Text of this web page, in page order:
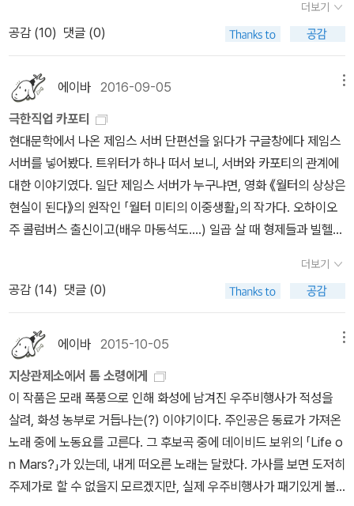
에마 인치 여사를 고용을 하고, 고용계약을 해지할 때까지의 이야기
다. 겉으로 보면 호리호리한 몸매를 한, 기억에 특별히 남을 만한 구석
이 보이지 않는 평범한 중년 여인이지만, 인치 여사가 커다란 갈색가
방을 들고 열일곱 살 먹은 보스턴 불테리어 종인 늙어 죽기 직전의 개
‘필리’를 안고 도착한다. 시간이 조금 지난 후에 보니, 요리사는 모든
이동을 자신의 두 발을 이용한 도보를 통하지 않으면 매우 불안해하
며, 언제 죽을지 모를 늙은 필리를 안거나 걸리거나 언제나 함께 있어
야 하는 강박증 증세가 있는 여인이다. 두 번째 작품 <토파즈 커프스
단추 미스터리>의 주제는 놀랍게도, 고양이의 눈동자는 늦은 밤에 번
쩍번쩍 빛나는데 왜 사람 눈은 그렇지 않을까,에서 시작한 부부간의
일상적인 다툼이 남편으로 하여금 고양이 눈과 같은 높이를 하게하
상태에서 진행하고 있는 우스꽝스러운 모습을, 생각해보시라 자정이
금 기어가고 있는 모습을, 순찰 중이던 경찰관들이 발견하자, 변명을
하기를 길 위에 토파즈로 만든 커프스단추를 떨어뜨렸다고 둘러댄다
는 이야기다. 서버가 만든 가장 유명한 우스갯소리는 “세상에서 제일
위험한 음식은 웨딩 케이크”라는 말이 있단다. 당연히 결혼을 경험한
남자들, 아니다, 여자들도 포함한 (거의)모든 결혼 경험이 있는 인류
들은 이 말에 적극적으로 동의를 하겠지만 서버는 유독 힘겨운 첫 번
째 결혼생활을 견디지 못했던 모양이다. 그리하여 자신의 작품 속에
유별나게 드센 여자와 소심한 남자 커플이 많다고 역시 책 앞날개에
녀와 재벌 회장의 딸내미가 치고박고 육탄전을 벌이는 장면을 보고
희한하다 느꼈기 때문이다. 도대체 무슨 사연이기에 그러나 싶었던
거다.그런데 막상 드라마 줄거리를 알아보니, 이건 뭐, 개연성 없는 줄
거리에 각종 클리셰의 범벅이라 할 만했다. 그런데도 큰 인기를 끌었
다니, 요즘 세상에는 어느 시인의 말처럼 대중의 취향에 따귀를 때리
는 것은 고사하고, 대중의 취향에 멱살 잡혀 끌려간다고 해야 맞겠다.
줄거리를 살펴보면 내연녀의 숨은 아들도 나름대로의 슬프고 억울한
사연이 있는 듯하지만, 그럼에도 불구하고 악역이자 장애물인 역할에
는 변함이 없다. 시청자라면 십중팔구 주인공 부부의 극적 화해와 악
역의 몰락으로 마무리되는 해피엔딩 겸 사필귀정을 바라지 않을까.반
면 재벌 회장 내연녀의 숨은 아들의 존재로부터 정경 유착, 가부장제,
황금만능주의, 미혼모에 대한 편견, 아동 학대, 암의 위험성, 철부지
고모의 순기능과 역기능 등 현대 한국 사회의 갖가지 문제를 인식하
'다락방의 미친 여자'에 대해서 생각해 보다가 이 드라마의 악역을 떠
올리게 된 계기도 그래서였다. 진 리스의 고전 뒤집어 읽기로 주목을
받고 동명의 페미니즘 비평서로 불멸이 되기는 했지만, 사실 <제인
에어>에서 그녀의 역할은 단순한 악역/장애물 아니었을까?물론 그
소설에 대해서 행간 읽기며 뒤집어 읽기를 해 보면 남주는 개새끼고,
여주도 도의적인 차원에서 일말의 도덕성 논란이 없지 않을 법하며,
다락방의 미친 여자는 사회적으로나 역사적으로나 불운한 희생자이
며 억울한 피해자이며 수탈을 당한 식민지의 상징처럼 보인다.하지만
더보기
공감 (10) 댓글 (0)
에이바 2016-09-05
극한직업 카포티
현대문학에서 나온 제임스 서버 단편선을 읽다가 구글창에다 제임스
서버를 넣어봤다. 트위터가 하나 떠서 보니, 서버와 카포티의 관계에
대한 이야기였다. 일단 제임스 서버가 누구냐면, 영화 《월터의 상상은
현실이 된다》의 원작인 「월터 미티의 이중생활」의 작가다. 오하이오
주 콜럼버스 출신이고(배우 마동석도….) 일곱 살 때 형제들과 빌헬름
편소설로 유명한 유머작가였다. 서른아홉을 지나면서 작가로서 명성
을 떨치며 오른쪽 눈마저 시력을 잃지만 글쓰기는 계속했다.제임스
서버 관련 카포티 전기 내용.After the editors had their decision
s, Truman would pass them along to the artists, commiser
ate with those whose drawings had been rejected, and ge
nerally hold their hands. For Thurber, who was almost blin
d, he had to do a good bit more. It was his onerous duty to
lead Thurber around, convey him to his assignations with
one of the magazine´s secretaries, and even wait in her livi
ng room while the two of them consummated their loud pa
ssion in the bedroom. Their lovemaking, he later complaine
더보기
공감 (14) 댓글 (0)
에이바 2015-10-05
지상관제소에서 톰 소령에게
이 작품은 모래 폭풍으로 인해 화성에 남겨진 우주비행사가 적성을
살려, 화성 농부로 거듭나는(?) 이야기이다. 주인공은 동료가 가져온
노래 중에 노동요를 고른다. 그 후보곡 중에 데이비드 보위의 「Life o
n Mars?」가 있는데, 내게 떠오른 노래는 달랐다. 가사를 보면 도저히
주제가로 할 수 없을지 모르겠지만, 실제 우주비행사가 패기있게 불